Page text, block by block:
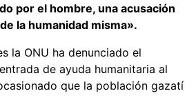
por el hombre, una acusación
la humanidad misma».
la ONU ha denunciado el
de ayuda humanitaria al
que la población gazatí